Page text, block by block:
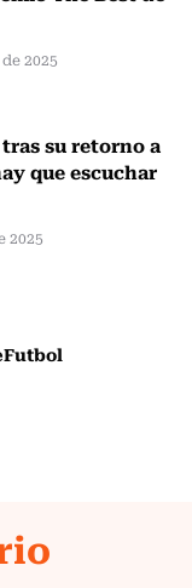
2025
su retorno a
que escuchar
2025